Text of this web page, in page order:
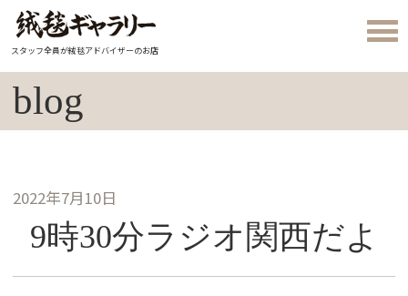
スタッフ全員が絨毯アドバイザーのお店
blog
2022年7月10日
9時30分ラジオ関西だよ